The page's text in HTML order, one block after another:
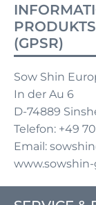
(GPSR)
Sow Shin
In der Au 6
D-74889
Telefon: +49
Email: